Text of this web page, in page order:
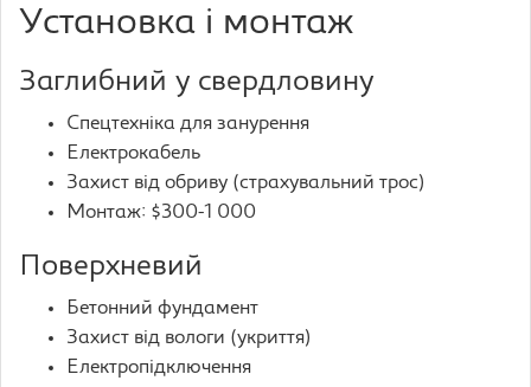
Установка і монтаж
Заглибний у свердловину
Спецтехніка для занурення
Електрокабель
Захист від обриву (страхувальний трос)
Монтаж: $300-1 000
Поверхневий
Бетонний фундамент
Захист від вологи (укриття)
Електропідключення